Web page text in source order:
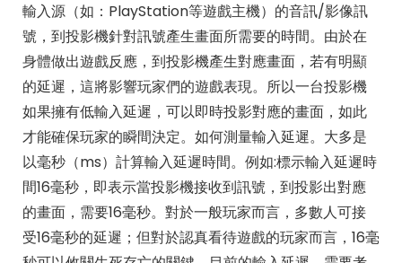
輸入源（如：PlayStation等遊戲主機）的音訊/影像訊
號，到投影機針對訊號產生畫面所需要的時間。由於在
身體做出遊戲反應，到投影機產生對應畫面，若有明顯
的延遲，這將影響玩家們的遊戲表現。所以一台投影機
如果擁有低輸入延遲，可以即時投影對應的畫面，如此
才能確保玩家的瞬間決定。如何測量輸入延遲。大多是
以毫秒（ms）計算輸入延遲時間。例如:標示輸入延遲時
間16毫秒，即表示當投影機接收到訊號，到投影出對應
的畫面，需要16毫秒。對於一般玩家而言，多數人可接
受16毫秒的延遲；但對於認真看待遊戲的玩家而言，16毫